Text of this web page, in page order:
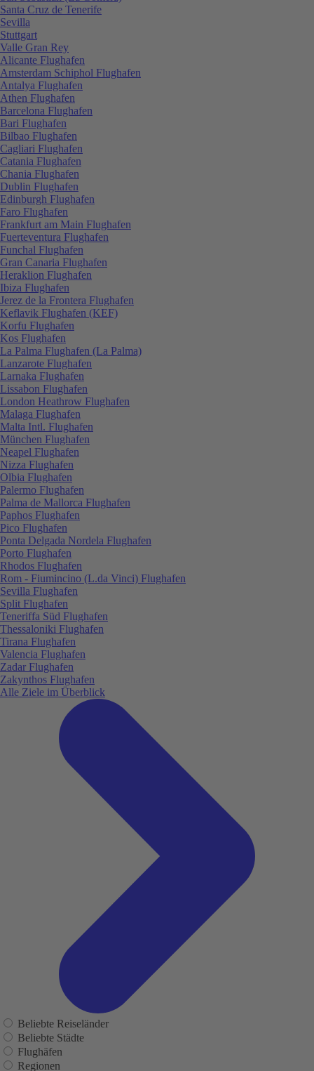
Santa Cruz de Tenerife
Sevilla
Stuttgart
Valle Gran Rey
Alicante Flughafen
Amsterdam Schiphol Flughafen
Antalya Flughafen
Athen Flughafen
Barcelona Flughafen
Bari Flughafen
Bilbao Flughafen
Cagliari Flughafen
Catania Flughafen
Chania Flughafen
Dublin Flughafen
Edinburgh Flughafen
Faro Flughafen
Frankfurt am Main Flughafen
Fuerteventura Flughafen
Funchal Flughafen
Gran Canaria Flughafen
Heraklion Flughafen
Ibiza Flughafen
Jerez de la Frontera Flughafen
Keflavik Flughafen (KEF)
Korfu Flughafen
Kos Flughafen
La Palma Flughafen (La Palma)
Lanzarote Flughafen
Larnaka Flughafen
Lissabon Flughafen
London Heathrow Flughafen
Malaga Flughafen
Malta Intl. Flughafen
München Flughafen
Neapel Flughafen
Nizza Flughafen
Olbia Flughafen
Palermo Flughafen
Palma de Mallorca Flughafen
Paphos Flughafen
Pico Flughafen
Ponta Delgada Nordela Flughafen
Porto Flughafen
Rhodos Flughafen
Rom - Fiumincino (L.da Vinci) Flughafen
Sevilla Flughafen
Split Flughafen
Teneriffa Süd Flughafen
Thessaloniki Flughafen
Tirana Flughafen
Valencia Flughafen
Zadar Flughafen
Zakynthos Flughafen
Alle Ziele im Überblick
Beliebte Reiseländer
Beliebte Städte
Flughäfen
Regionen